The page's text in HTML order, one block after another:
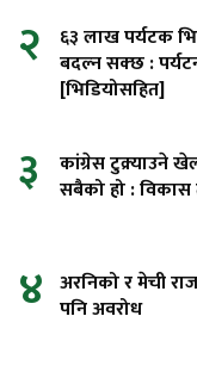
२
६३ लाख पर्यटक
बदल्न सक्छ :
[भिडियोसहित]
३
कांग्रेस टुक्र्याउने
सबैको हो : विकास
४ अरनिको र मेची
पनि अवरोध